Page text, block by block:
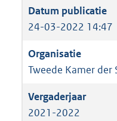
24-03-2022 14:47
Tweede Kamer der
2021-2022